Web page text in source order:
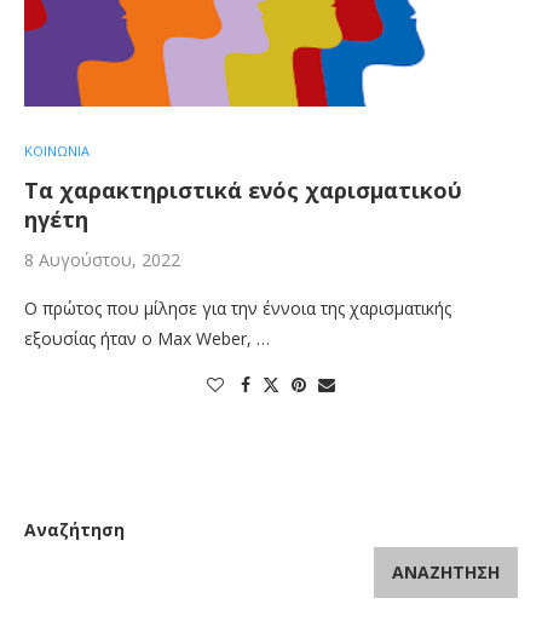
ΚΟΙΝΩΝΙΑ
Τα χαρακτηριστικά ενός χαρισματικού
ηγέτη
8 Αυγούστου, 2022
Ο πρώτος που μίλησε για την έννοια της χαρισματικής
εξουσίας ήταν ο Max Weber, …
Αναζήτηση
ΑΝΑΖΉΤΗΣΗ